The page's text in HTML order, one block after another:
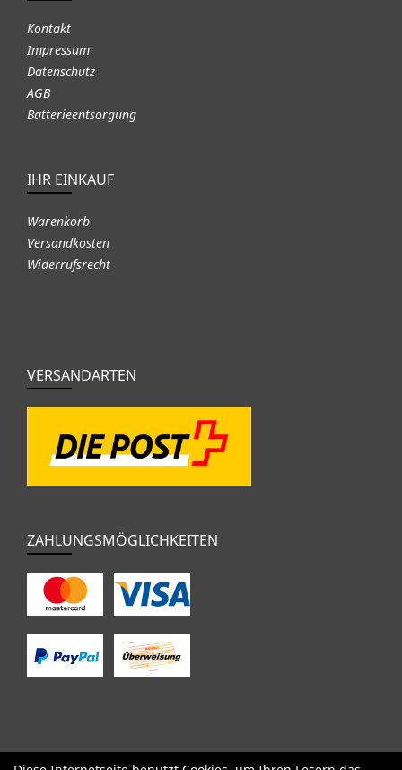
Kontakt
Impressum
Datenschutz
AGB
Batterieentsorgung
IHR EINKAUF
Warenkorb
Versandkosten
Widerrufsrecht
VERSANDARTEN
ZAHLUNGSMÖGLICHKEITEN